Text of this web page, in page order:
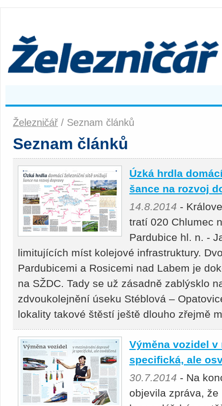
Železničář / Seznam článků
Seznam článků
Úzká hrdla
šance na rozvoj
14.8.2014 -
tratí 020 Chlumec
Pardubice hl. n. -
limitujících míst kolejové infrastruktury.
Pardubicemi a Rosicemi nad Labem je
na SŽDC. Tady se už zásadně zablýsklo
zdvoukolejnění úseku Stéblová –
lokality takové štěstí ještě dlouho zřejmě
Výměna vozidel
specifická, ale
30.7.2014 - Na
objevila zpráva,